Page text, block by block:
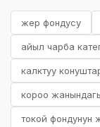
жер фондусу
айыл чарба
калктуу
короо
токой фондунун